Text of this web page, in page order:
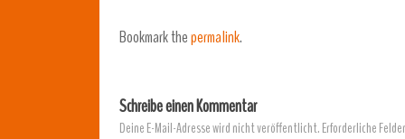
Bookmark thepermalink.
Schreibe einen Kommentar
Deine E-Mail-Adresse wird nicht veröffentlicht.Erforderliche